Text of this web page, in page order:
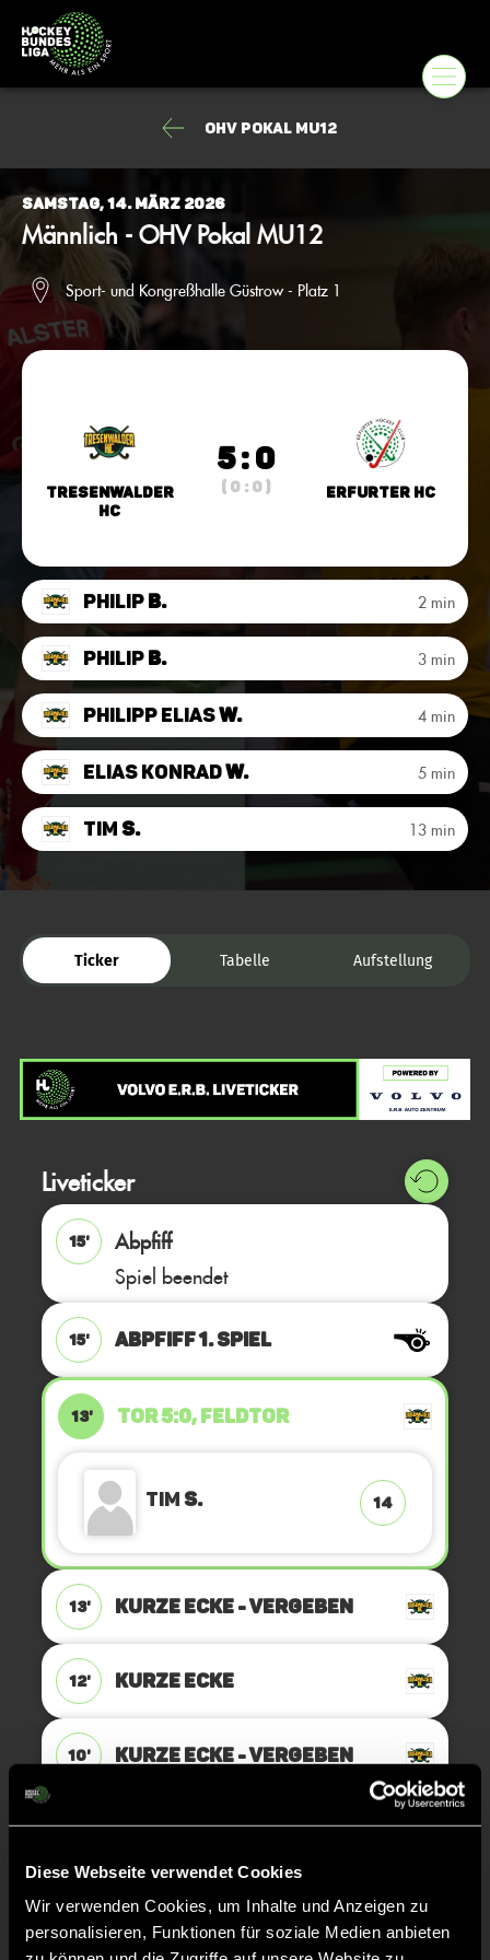
Diese Webseite verwendet Cookies
Wir verwenden Cookies, um Inhalte und Anzeigen zu
personalisieren, Funktionen für soziale Medien anbieten
OHV Pokal MU12
Samstag, 14. März 2026
Männlich - OHV Pokal MU12
Sport- und Kongreßhalle Güstrow - Platz 1
Tresenwalder
HC
5 : 0
( 0 : 0 ) Erfurter HC
PhilipB. 2 min
PhilipB. 3 min
Philipp EliasW. 4 min
Elias KonradW. 5 min
TimS. 13 min
Ticker Tabelle Aufstellung
Liveticker
15'
Abpfiff
Spiel beendet
15' ABPFIFF 1. Spiel
13' TOR 5:0, FELDTOR
TimS. 14
13' KURZE ECKE - VERGEBEN
12' KURZE ECKE
10' KURZE ECKE - VERGEBEN
10' KURZE ECKE
9' KURZE ECKE - VERGEBEN